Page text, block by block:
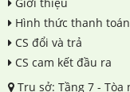
Hình thức thanh toán
CS đổi và trả
CS cam kết đầu ra
Trụ sở: Tầng 7 - Tòa